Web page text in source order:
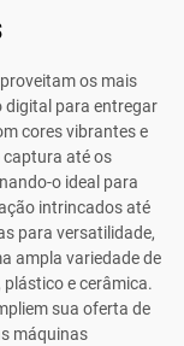
os mais
digital para entregar
cores vibrantes e
até os
o ideal para
intrincados até
para versatilidade,
ampla variedade de
e cerâmica.
sua oferta de
máquinas